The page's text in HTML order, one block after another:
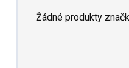
Žádné produkty